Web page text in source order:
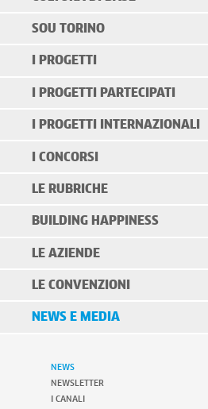
SOU TORINO
I PROGETTI
I PROGETTI PARTECIPATI
I PROGETTI INTERNAZIONALI
I CONCORSI
LE RUBRICHE
BUILDING HAPPINESS
LE AZIENDE
LE CONVENZIONI
NEWS E MEDIA
NEWS
NEWSLETTER
I CANALI